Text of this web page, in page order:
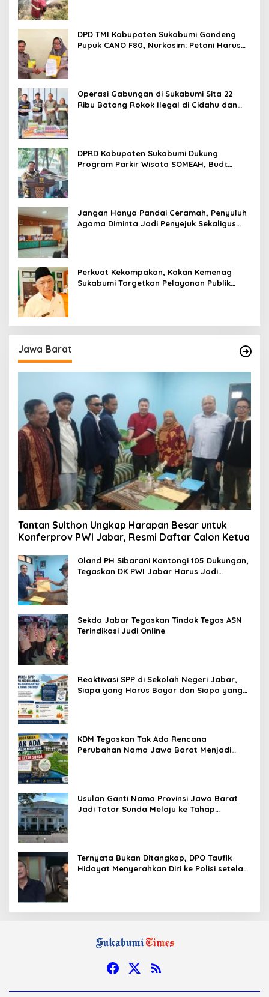
DPD TMI Kabupaten Sukabumi Gandeng
Pupuk CANO F80, Nurkosim: Petani Harus
Operasi Gabungan di Sukabumi Sita 22
Ribu Batang Rokok Ilegal di Cidahu dan
DPRD Kabupaten Sukabumi Dukung
Program Parkir Wisata SOMEAH, Budi:
Jangan Hanya Pandai Ceramah, Penyuluh
Agama Diminta Jadi Penyejuk Sekaligus
Perkuat Kekompakan, Kakan Kemenag
Sukabumi Targetkan Pelayanan Publik
Jawa Barat
Tantan Sulthon Ungkap Harapan Besar untuk
Konferprov PWI Jabar, Resmi Daftar Calon Ketua
Oland PH Sibarani Kantongi 105 Dukungan,
Tegaskan DK PWI Jabar Harus Jadi
Sekda Jabar Tegaskan Tindak Tegas ASN
Terindikasi Judi Online
Reaktivasi SPP di Sekolah Negeri Jabar,
Siapa yang Harus Bayar dan Siapa yang
KDM Tegaskan Tak Ada Rencana
Perubahan Nama Jawa Barat Menjadi
Usulan Ganti Nama Provinsi Jawa Barat
Jadi Tatar Sunda Melaju ke Tahap
Ternyata Bukan Ditangkap, DPO Taufik
Hidayat Menyerahkan Diri ke Polisi setelah